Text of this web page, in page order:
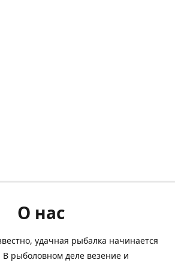
О нас
удачная рыбалка начинается
В рыболовном деле везение и